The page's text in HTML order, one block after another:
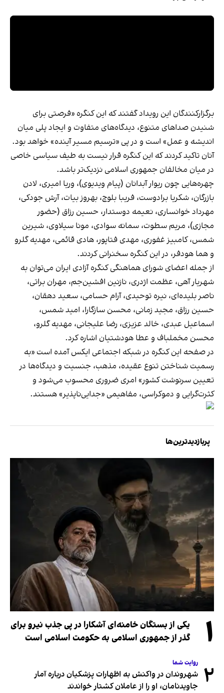
برگزارکنندگان این رویداد گفتند که این کنگره «فرصتی برای
شنیدن صداهای متنوع، دیدگاه‌های متفاوت و ایجاد پلی میان
اندیشه و عمل» است و در پی «ترسیم مسیر آینده» خواهد بود.
آنان تاکید کردند که این کنگره قرار نیست به طیف سیاسی خاصی
در میان مخالفان جمهوری اسلامی نزدیک‌تر باشد.
چهره‌هایی چون ریوار آبدانان (پیام ویدیوی)، وریا امیری، لادن
بازرگان، شکریا برادوست، فریبا بلوچ، بهروز بیات، آرش جودکی،
مهرداد خوانساری، نعیمه دوستدار، حسین رزاق (حضور
مجازی)، مریم سطوت، سمانه سوادی، مونا سیلاوی، شیرین
شمس، کامبیز غفوری، مهدی فتاپور، هادی قائمی، مهدیه گلرو
و هما هودفر، در این کنگره سخنرانی کردند.
از جمله اعضای شورای هماهنگی کنگره آزادی ایران می‌توان به
شهریار آهی، عظمت اژدری، نازنین افشین‌جم، مهران براتی،
ناصر بلیده‌ای، نیره توحیدی، آرام حسامی، سعید دهقان،
حسین رزاق، مجید زمانی، محسن سازگارا، امید شمس،
اسماعیل عبدی، خالد عزیزی، رضا علیجانی، مهدیه گلرو،
محسن مخملباف و عطا هودشتیان اشاره کرد.
در صفحه این کنگره در شبکه اجتماعی ایکس آمده است «به‌
رسمیت‌ شناختن تنوع عقیده، مذهب، جنسیت و دیدگاه‌ها در
تعیین سرنوشت کشور» امری ضروری محسوب می‌شود و
کثرت‌گرایی و دموکراسی، مفاهیمی «جدایی‌ناپذیر» هستند.
پربازدیدترین‌ها
۱
یکی از بستگان خامنه‌ای آشکارا در پی جذب نیرو برای
گذر از جمهوری اسلامی به حکومت اسلامی است
۲ روایت شما
شهروندان در واکنش به اظهارات پزشکیان درباره آمار
جاویدنامان، او را از عاملان کشتار خواندند